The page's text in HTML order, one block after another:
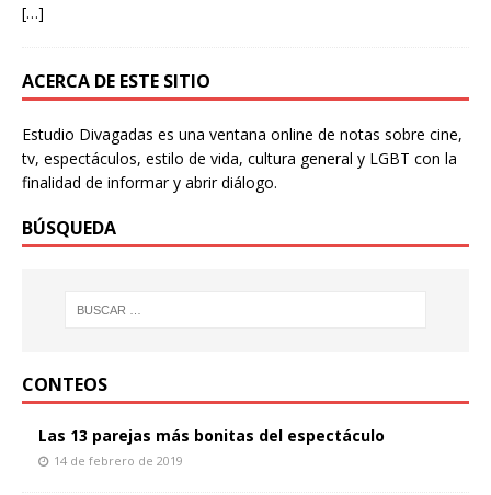
[…]
ACERCA DE ESTE SITIO
Estudio Divagadas es una ventana online de notas sobre cine,
tv, espectáculos, estilo de vida, cultura general y LGBT con la
finalidad de informar y abrir diálogo.
BÚSQUEDA
CONTEOS
Las 13 parejas más bonitas del espectáculo
14 de febrero de 2019